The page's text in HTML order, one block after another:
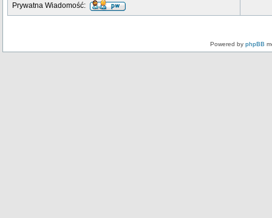
Prywatna Wiadomość:
Powered by phpBB